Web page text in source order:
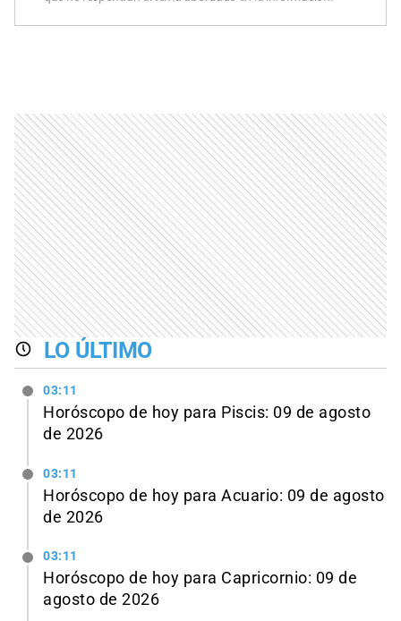
LO ÚLTIMO
03:11
Horóscopo de hoy para Piscis: 09 de agosto
de 2026
03:11
Horóscopo de hoy para Acuario: 09 de agosto
de 2026
03:11
Horóscopo de hoy para Capricornio: 09 de
agosto de 2026